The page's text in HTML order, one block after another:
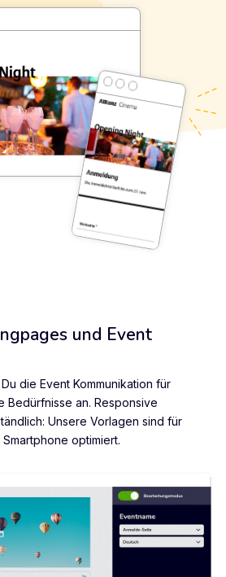
und Event
die Event Kommunikation für
Bedürfnisse an. Responsive
Unsere Vorlagen sind für
optimiert.